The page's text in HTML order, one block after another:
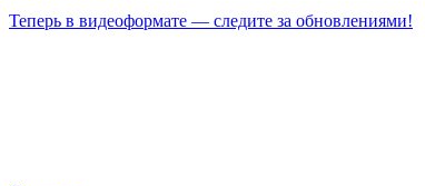
Теперь в видеоформате — следите за обновлениями!